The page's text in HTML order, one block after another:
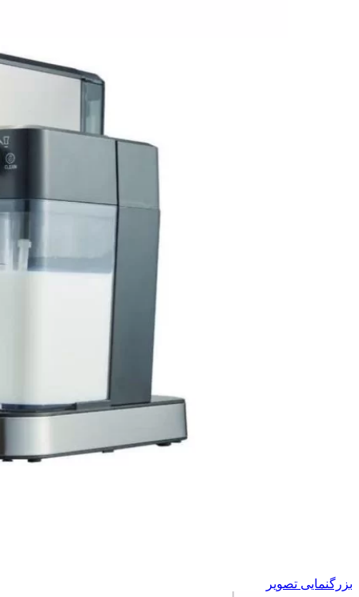
بزرگنمایی تصویر